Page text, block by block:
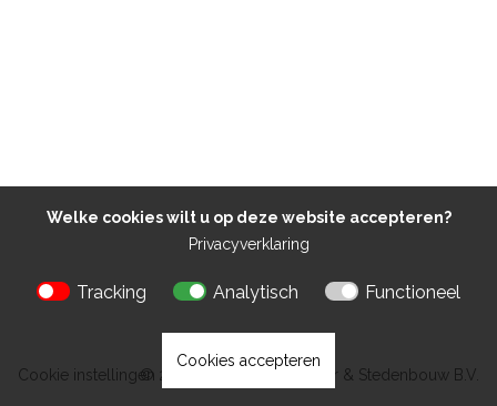
Welke cookies wilt u op deze website accepteren?
Privacyverklaring
Tracking Analytisch Functioneel
Cookies accepteren
Cookie instellingen© 2026 Kokon Architectuur & Stedenbouw B.V.